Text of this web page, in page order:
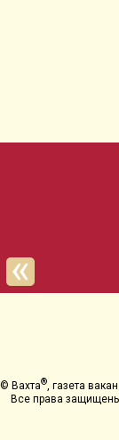
© Вахта® , газета
Все права